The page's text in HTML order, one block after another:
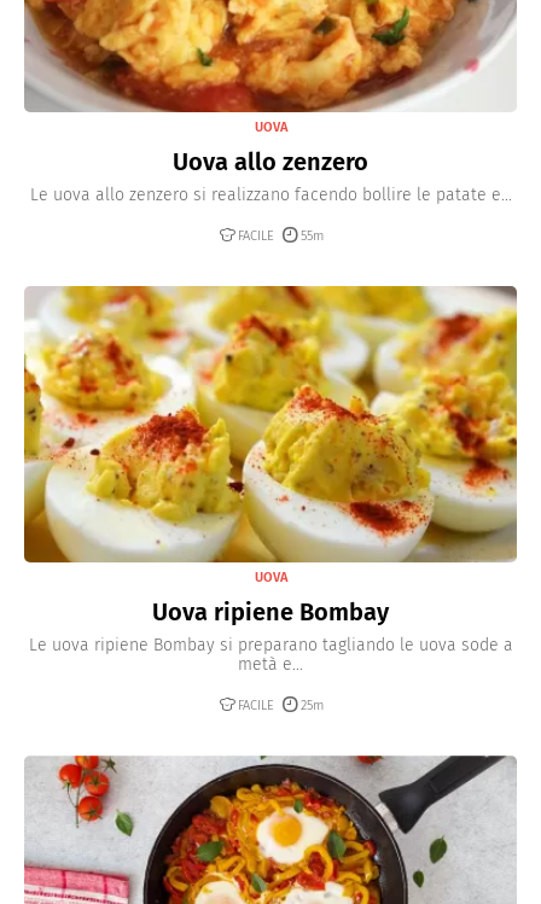
UOVA
Uova allo zenzero
Le uova allo zenzero si realizzano facendo bollire le patate e...
FACILE 55m
UOVA
Uova ripiene Bombay
Le uova ripiene Bombay si preparano tagliando le uova sode a
metà e...
FACILE 25m